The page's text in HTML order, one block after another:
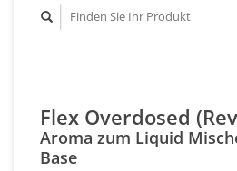
Flex Overdosed
Aroma zum Liquid
Base